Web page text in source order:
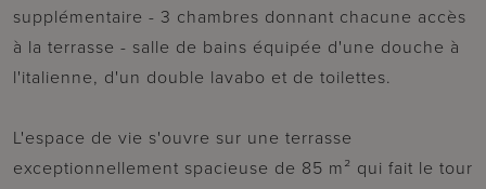
supplémentaire - 3 chambres donnant chacune accès
à la terrasse - salle de bains équipée d'une douche à
l'italienne, d'un double lavabo et de toilettes.
L'espace de vie s'ouvre sur une terrasse
exceptionnellement spacieuse de 85 m² qui fait le tour